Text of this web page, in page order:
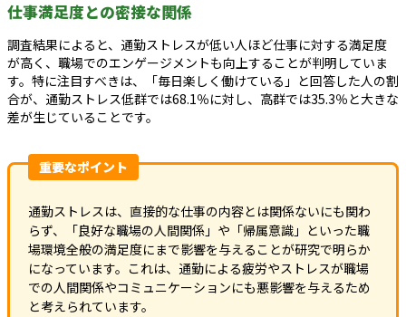
仕事満足度との密接な関係
調査結果によると、通勤ストレスが低い人ほど仕事に対する満足度
が高く、職場でのエンゲージメントも向上することが判明していま
す。特に注目すべきは、「毎日楽しく働けている」と回答した人の割
合が、通勤ストレス低群では68.1％に対し、高群では35.3％と大きな
差が生じていることです。
重要なポイント
通勤ストレスは、直接的な仕事の内容とは関係ないにも関わ
らず、「良好な職場の人間関係」や「帰属意識」といった職
場環境全般の満足度にまで影響を与えることが研究で明らか
になっています。これは、通勤による疲労やストレスが職場
での人間関係やコミュニケーションにも悪影響を与えるため
と考えられています。